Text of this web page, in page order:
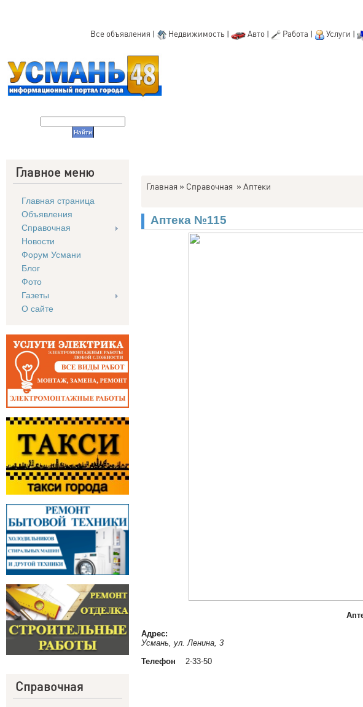
Все объявления | Недвижимость | Авто| Работа | Услуги |
Главное меню
Главная страница
Объявления
Справочная
Новости
Форум Усмани
Блог
Фото
Газеты
О сайте
Справочная
Главная » Справочная » Аптеки
Аптека №115
Адрес:
Усмань, ул. Ленина, 3
Телефон
2-33-50